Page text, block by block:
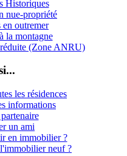
Historiques
nue-propriété
en outremer
la montagne
(Zone ANRU)
les résidences
informations
un ami
en immobilier ?
neuf ?